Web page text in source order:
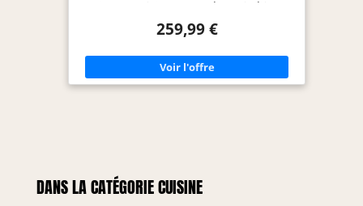
sans vous baisser, et le congélateur inférieur
facilement ce que vous avez stocké. Peu
économiser de place, idéal pour les petits espaces.
Dimensions 47,4L x 49,5P x 144H cm pour un
poids total de 34kg. Sa couleur noire s'intègre
parfaitement dans les cuisines modernes. PORTE
facile à nettoyer et durable tout en garantissant
une efficacité énergétique élevée, un faible givre et
259,99 €
DANS LA CATÉGORIE CUISINE